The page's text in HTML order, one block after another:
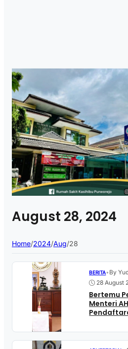
August 28, 2024
Home/2024/Aug/28
BERITA• By
28 August
Bertemu
Menteri
Indonesia